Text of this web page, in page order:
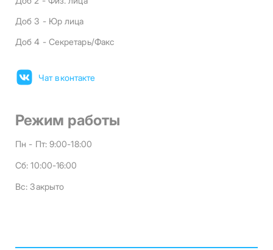
Доб 3 - Юр лица
Доб 4 - Секретарь/Факс
Чат вконтакте
Режим работы
Пн - Пт: 9:00-18:00
Сб:10:00-16:00
Вс:Закрыто